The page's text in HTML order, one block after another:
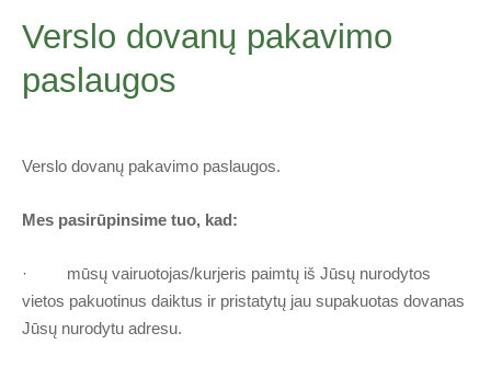
Verslo dovanų pakavimo
paslaugos
Verslo dovanų pakavimo paslaugos.
Mes pasirūpinsime tuo, kad:
· mūsų vairuotojas/kurjeris paimtų iš Jūsų nurodytos
vietos pakuotinus daiktus ir pristatytų jau supakuotas dovanas
Jūsų nurodytu adresu.